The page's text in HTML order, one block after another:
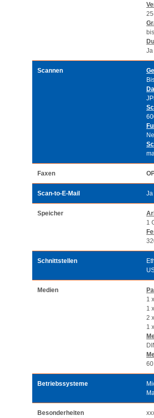
Ja
Scannen
Faxen
Scan-to-E-Mail Ja
Speicher
1
Schnittstellen
Medien
1
1
2
1
Betriebssysteme
Besonderheiten